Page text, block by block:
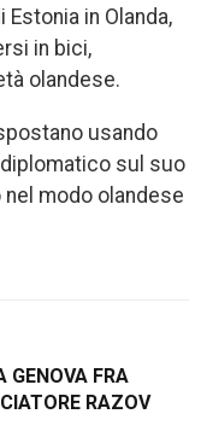
Estonia in Olanda,
in bici,
olandese.
usando
sul suo
modo olandese
GENOVA FRA
RAZOV